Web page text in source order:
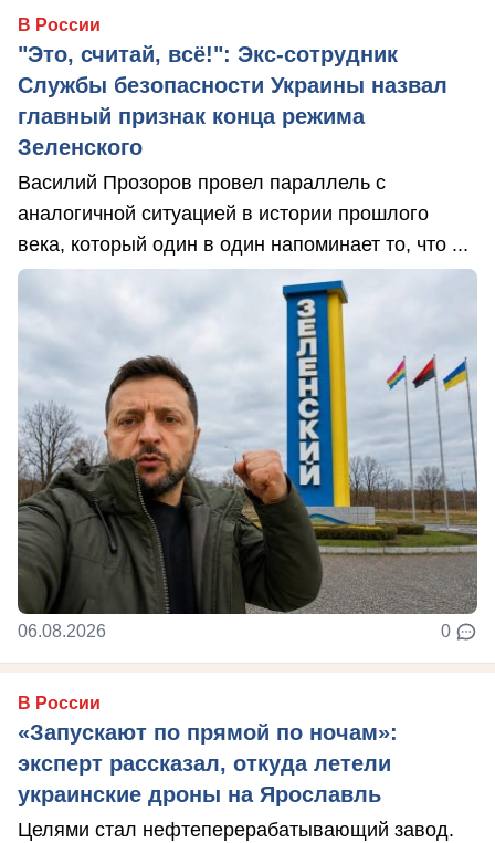
В России
"Это, считай, всё!": Экс-сотрудник
Службы безопасности Украины назвал
главный признак конца режима
Зеленского
Василий Прозоров провел параллель с
аналогичной ситуацией в истории прошлого
века, который один в один напоминает то, что ...
06.08.2026 0
В России
«Запускают по прямой по ночам»:
эксперт рассказал, откуда летели
украинские дроны на Ярославль
Целями стал нефтеперерабатывающий завод.